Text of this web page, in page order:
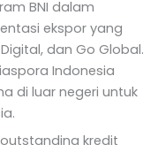
BNI dalam
ekspor yang
dan Go Global.
Indonesia
di luar negeri untuk
kredit